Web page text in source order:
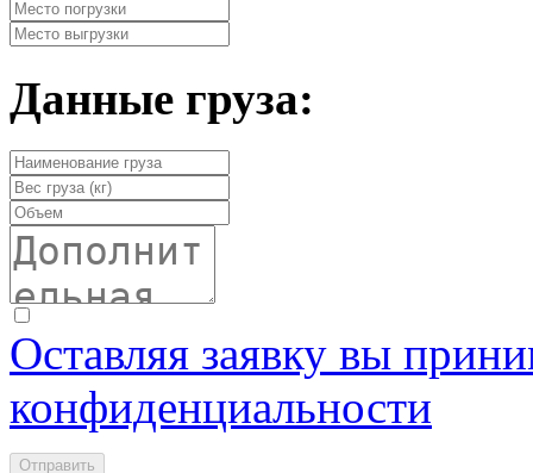
Данные груза:
Оставляя заявку вы
конфиденциальности